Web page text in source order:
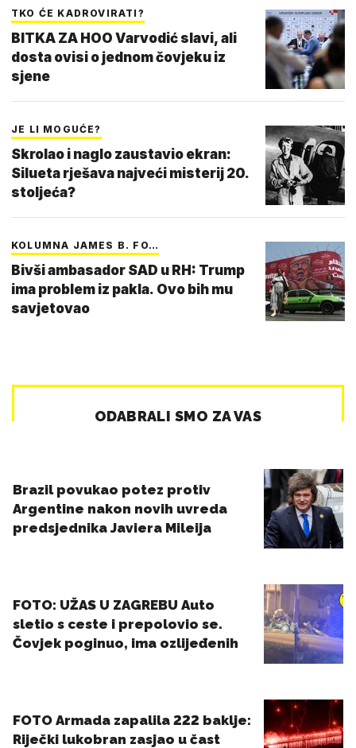
TKO ĆE KADROVIRATI?
BITKA ZA HOO Varvodić slavi, ali
dosta ovisi o jednom čovjeku iz
sjene
JE LI MOGUĆE?
Skrolao i naglo zaustavio ekran:
Silueta rješava najveći misterij 20.
stoljeća?
KOLUMNA JAMES B. FO…
Bivši ambasador SAD u RH: Trump
ima problem iz pakla. Ovo bih mu
savjetovao